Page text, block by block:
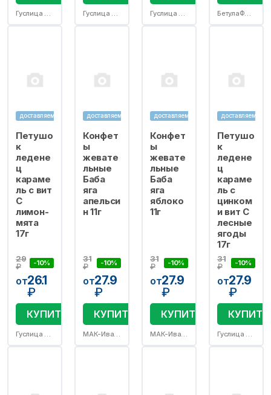
Гуслица ООО Гуслица ООО Гуслица ООО БетулаФарм ООО RU
доставляем
Петушо
к
ледене
ц
караме
ль с вит
С
лимон-
мята
17г
29
₽
-10%
от26.1
₽
КУПИТЬ
Гуслица ООО
доставляем
Конфет
ы
жевате
льные
Баба
яга
апельси
н 11г
31
₽
-10%
от27.9
₽
КУПИТЬ
МАК-Иваново
доставляем
Конфет
ы
жевате
льные
Баба
яга
яблоко
11г
31
₽
-10%
от27.9
₽
КУПИТЬ
МАК-Иваново
доставляем
Петушо
к
ледене
ц
караме
ль с
цинком
и вит С
лесные
ягоды
17г
31
₽
-10%
от27.9
₽
КУПИТЬ
Гуслица ООО